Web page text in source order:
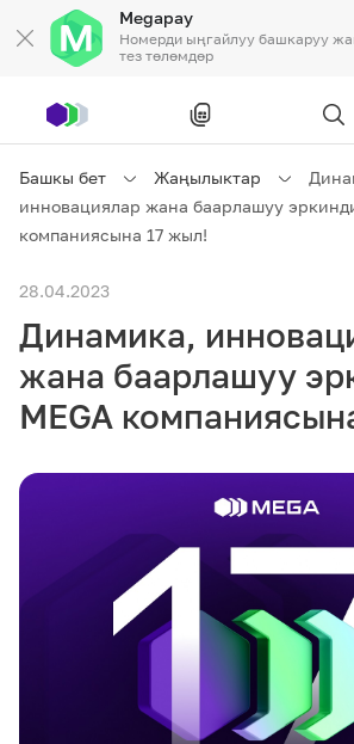
Megapay
Номерди ыңгайлуу башкаруу
тез төлөмдөр
Жеке кардарларга
Жеке кардарларга
Ишкердик үчүн
Байланыш
Тарифтер Акциялар
Башкы бет Жаңылыктар
инновациялар жана баарлашуу
компаниясына 17 жыл!
28.04.2023
Динамика,
жана баарлашуу
MEGA